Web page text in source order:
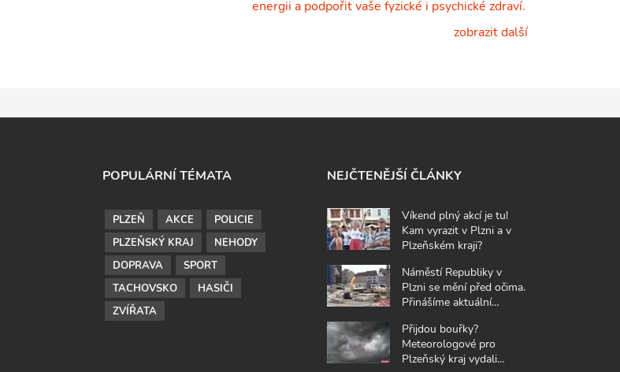
energii a podpořit vaše fyzické i psychické zdraví.
zobrazit další
POPULÁRNÍ TÉMATA
PLZEŇ AKCE
POLICIE
PLZEŇSKÝ KRAJ
NEHODY
DOPRAVA
SPORT
TACHOVSKO
HASIČI
ZVÍŘATA
NEJČTENĚJŠÍ ČLÁNKY
Víkend plný akcí je tu!
Kam vyrazit v Plzni a v
Plzeňském kraji?
Náměstí Republiky v
Plzni se mění před očima.
Přinášíme aktuální
Přijdou bouřky?
Meteorologové pro
Plzeňský kraj vydali